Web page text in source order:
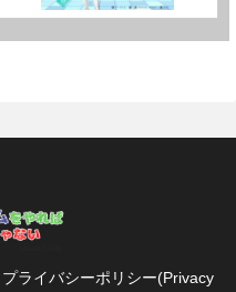
プライバシーポリシー(Privacy